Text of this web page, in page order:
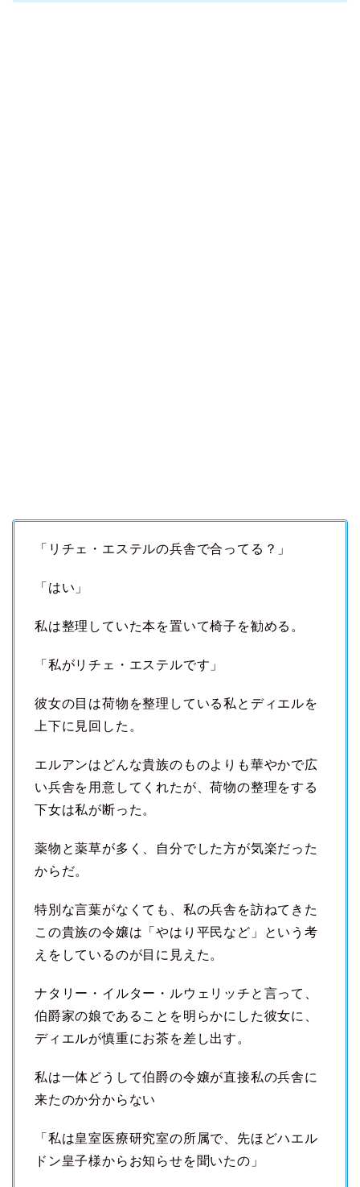
「リチェ・エステルの兵舎で合ってる？」
「はい」
私は整理していた本を置いて椅子を勧める。
「私がリチェ・エステルです」
彼女の目は荷物を整理している私とディエルを
上下に見回した。
エルアンはどんな貴族のものよりも華やかで広
い兵舎を用意してくれたが、荷物の整理をする
下女は私が断った。
薬物と薬草が多く、自分でした方が気楽だった
からだ。
特別な言葉がなくても、私の兵舎を訪ねてきた
この貴族の令嬢は「やはり平民など」という考
えをしているのが目に見えた。
ナタリー・イルター・ルウェリッチと言って、
伯爵家の娘であることを明らかにした彼女に、
ディエルが慎重にお茶を差し出す。
私は一体どうして伯爵の令嬢が直接私の兵舎に
来たのか分からない
「私は皇室医療研究室の所属で、先ほどハエル
ドン皇子様からお知らせを聞いたの」